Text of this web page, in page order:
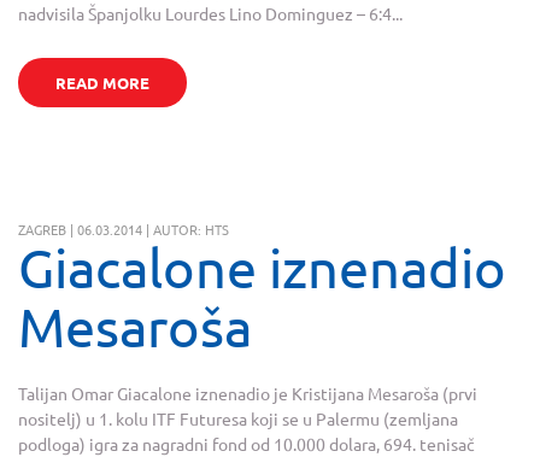
nadvisila Španjolku Lourdes Lino Dominguez – 6:4...
READ MORE
ZAGREB | 06.03.2014 | AUTOR: HTS
Giacalone iznenadio
Mesaroša
Talijan Omar Giacalone iznenadio je Kristijana Mesaroša (prvi
nositelj) u 1. kolu ITF Futuresa koji se u Palermu (zemljana
podloga) igra za nagradni fond od 10.000 dolara, 694. tenisač